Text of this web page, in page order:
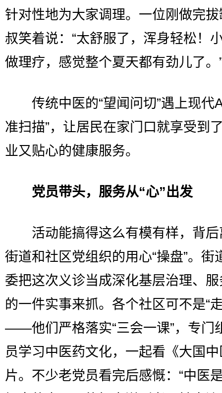
针对性地为大家调理。一位刚做完
叔笑着说：“太舒服了，浑身轻松！
做理疗，感觉整个夏天都有劲儿了。
传统中医的“望闻问切”遇上现代
准扫描”，让居民在家门口就享受到
业又贴心的健康服务。
党员带头，服务从“心”出发
活动能搞得这么有模有样，背后
街道和社区党组织的用心“操盘”。街
委把这次义诊当成深化基层治理、
的一件实事来抓。各个社区可不是“
——他们严格落实“三会一课”，专门
员学习中医药文化，一起看《大国
片。不少老党员看完后感慨：“中医